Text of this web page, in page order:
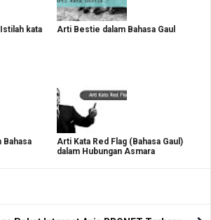
kata
Arti Bestie dalam Bahasa Gaul
Bahasa
Arti Kata Red Flag (Bahasa Gaul)
dalam Hubungan Asmara